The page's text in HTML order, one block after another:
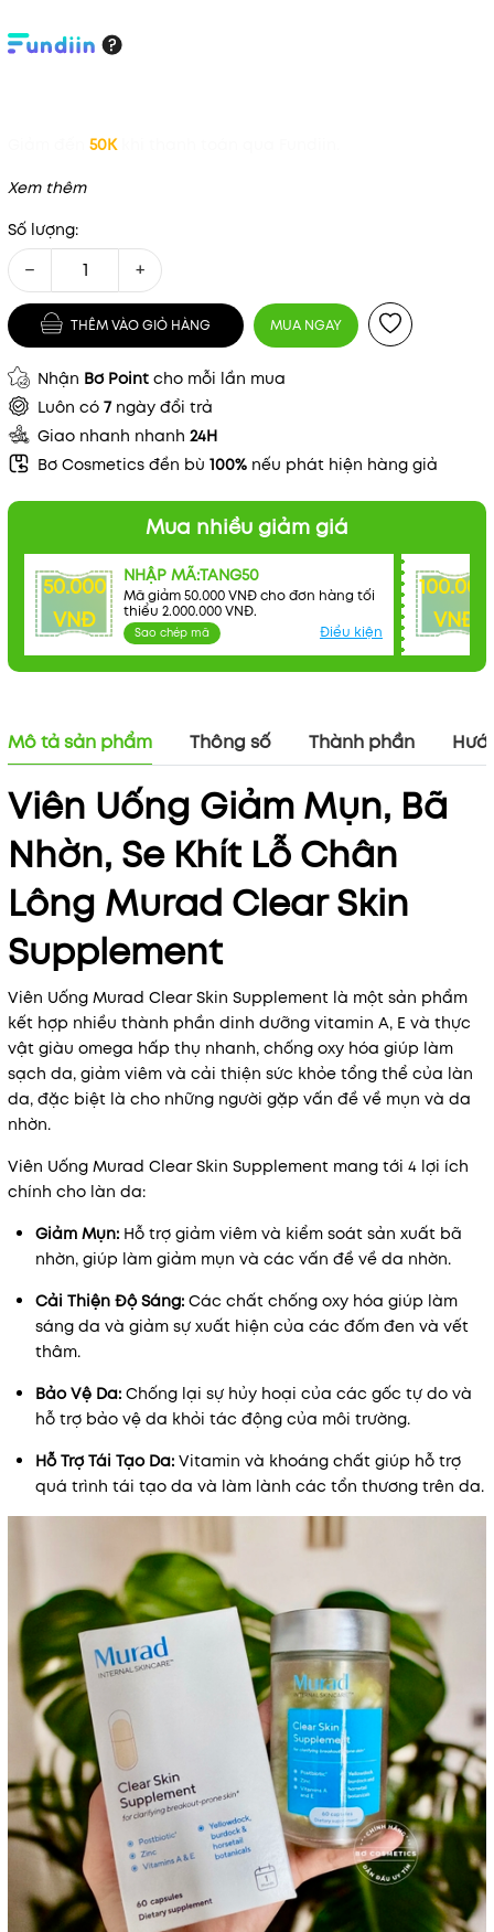
50K
Xem thêm
Số lượng:
− +
THÊM VÀO GIỎ HÀNG MUA NGAY
Nhận Bơ Point cho mỗi lần mua
Luôn có 7 ngày đổi trả
Giao nhanh nhanh 24H
Bơ Cosmetics đền bù 100% nếu phát hiện hàng giả
Mua nhiều giảm giá
50.000
VNĐ
NHẬP MÃ:TANG50
Mã giảm 50.000 VNĐ cho đơn hàng tối
thiểu 2.000.000 VNĐ.
Sao chép mã Điều kiện
100.000
VNĐ
Mã khuyến mãi:
Mô tả sản phẩm Thông số Thành phần
Viên Uống Giảm Mụn, Bã
Nhờn, Se Khít Lỗ Chân
Lông Murad Clear Skin
Supplement
Viên Uống Murad Clear Skin Supplement là một sản phẩm
kết hợp nhiều thành phần dinh dưỡng vitamin A, E và thực
vật giàu omega hấp thụ nhanh, chống oxy hóa giúp làm
sạch da, giảm viêm và cải thiện sức khỏe tổng thể của làn
da, đặc biệt là cho những người gặp vấn đề về mụn và da
nhờn.
Viên Uống Murad Clear Skin Supplement mang tới 4 lợi ích
chính cho làn da:
Giảm Mụn: Hỗ trợ giảm viêm và kiểm soát sản xuất bã
nhờn, giúp làm giảm mụn và các vấn đề về da nhờn.
Cải Thiện Độ Sáng: Các chất chống oxy hóa giúp làm
sáng da và giảm sự xuất hiện của các đốm đen và vết
thâm.
Bảo Vệ Da: Chống lại sự hủy hoại của các gốc tự do và
hỗ trợ bảo vệ da khỏi tác động của môi trường.
Hỗ Trợ Tái Tạo Da: Vitamin và khoáng chất giúp hỗ trợ
quá trình tái tạo da và làm lành các tổn thương trên da.